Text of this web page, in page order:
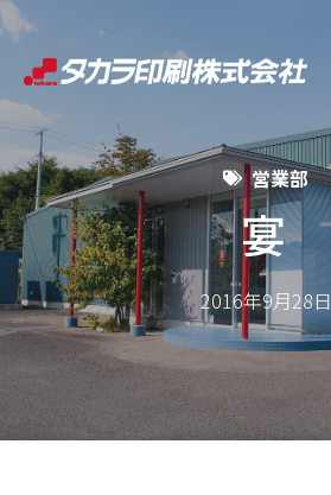
コ
ン
へ
ス
キ
プ
営業部
宴
2016年9月28日